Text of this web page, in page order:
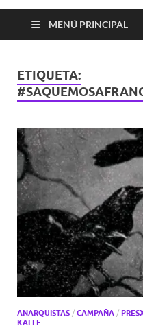
MENÚ PRINCIPAL
ETIQUETA:
ANARQUISTAS / CAMPAÑA /
KALLE